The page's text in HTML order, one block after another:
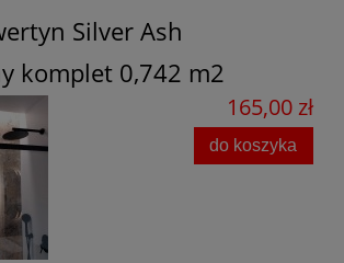
Silver Ash
komplet 0,742 m2
165,00 zł
do koszyka